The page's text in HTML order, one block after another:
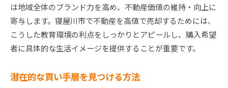
は地域全体のブランド力を高め、不動産価値の維持・向上に
寄与します。寝屋川市で不動産を高値で売却するためには、
こうした教育環境の利点をしっかりとアピールし、購入希望
者に具体的な生活イメージを提供することが重要です。
潜在的な買い手層を見つける方法